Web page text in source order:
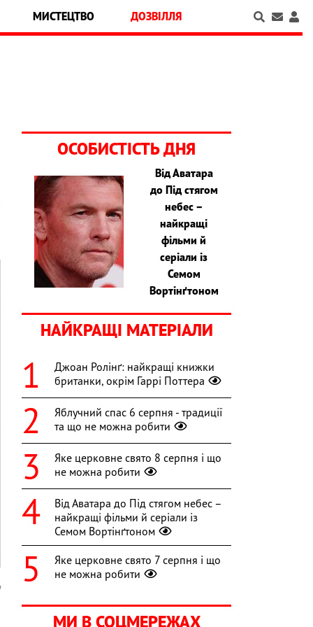
МИСТЕЦТВО ДОЗВІЛЛЯ
ОСОБИСТІСТЬ ДНЯ
Від Аватара
до Під стягом
небес –
найкращі
фільми й
серіали із
Семом
Вортінґтоном
НАЙКРАЩІ МАТЕРІАЛИ
Джоан Ролінґ: найкращі книжки
британки, окрім Гаррі Поттера
Яблучний спас 6 серпня - традиції
та що не можна робити
Яке церковне свято 8 серпня і що
не можна робити
Від Аватара до Під стягом небес –
найкращі фільми й серіали із
Семом Вортінґтоном
Яке церковне свято 7 серпня і що
не можна робити
МИ В СОЦМЕРЕЖАХ